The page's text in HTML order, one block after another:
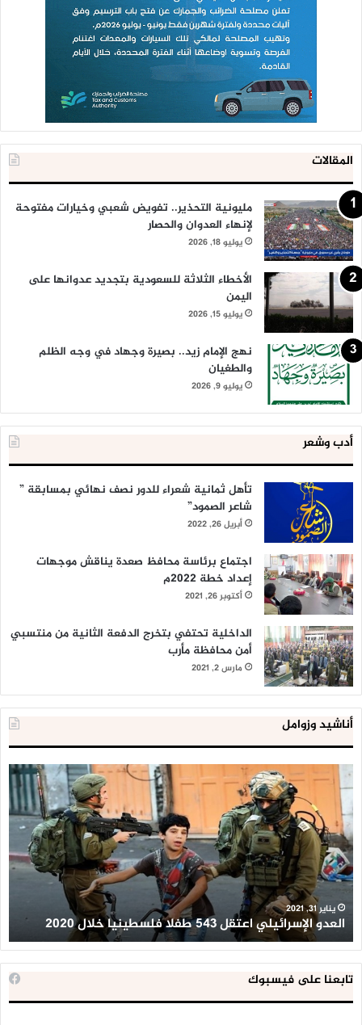
المقالات
مليونية التحذير.. تفويض شعبي وخيارات مفتوحة
لإنهاء العدوان والحصار
يوليو 18, 2026
الأخطاء الثلاثة للسعودية بتجديد عدوانها على
اليمن
يوليو 15, 2026
نهج الإمام زيد.. بصيرة وجهاد في وجه الظلم
والطغيان
يوليو 9, 2026
أدب وشعر
تأهل ثمانية شعراء للدور نصف نهائي بمسابقة ”
شاعر الصمود”
أبريل 26, 2022
اجتماع برئاسة محافظ صعدة يناقش موجهات
إعداد خطة 2022م
أكتوبر 26, 2021
الداخلية تحتفي بتخرج الدفعة الثانية من منتسبي
أمن محافظة مأرب
مارس 2, 2021
أناشيد وزوامل
العدو
الإسرائيلي
اعتقل
543
طفلا
فلسطينيا
خلال
2020
يناير 31, 2021
العدو الإسرائيلي اعتقل 543 طفلا فلسطينيا خلال 2020
تابعنا على فيسبوك